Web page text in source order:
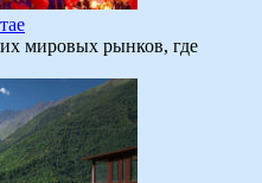
мировых рынков, где